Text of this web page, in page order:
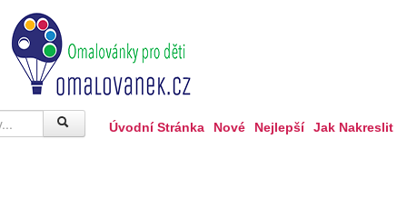
Úvodní Stránka Nové Nejlepší Jak Nakreslit